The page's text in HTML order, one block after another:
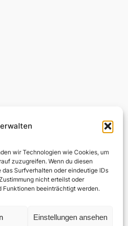
wir Technologien wie Cookies, um
zuzugreifen. Wenn du diesen
Surfverhalten oder eindeutige IDs
nicht erteilst oder
Funktionen beeinträchtigt werden.
Einstellungen ansehen